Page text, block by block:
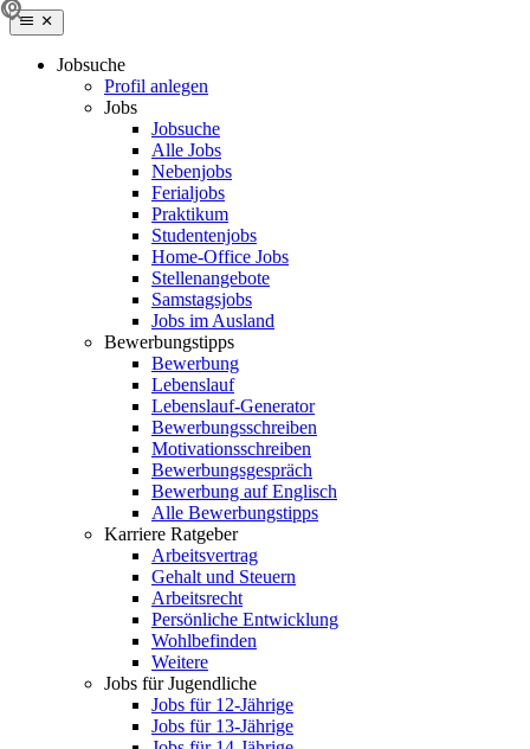
Jobsuche
Profil anlegen
Jobs
Jobsuche
Alle Jobs
Nebenjobs
Ferialjobs
Praktikum
Studentenjobs
Home-Office Jobs
Stellenangebote
Samstagsjobs
Jobs im Ausland
Bewerbungstipps
Bewerbung
Lebenslauf
Lebenslauf-Generator
Bewerbungsschreiben
Motivationsschreiben
Bewerbungsgespräch
Bewerbung auf Englisch
Alle Bewerbungstipps
Karriere Ratgeber
Arbeitsvertrag
Gehalt und Steuern
Arbeitsrecht
Persönliche Entwicklung
Wohlbefinden
Weitere
Jobs für Jugendliche
Jobs für 12-Jährige
Jobs für 13-Jährige